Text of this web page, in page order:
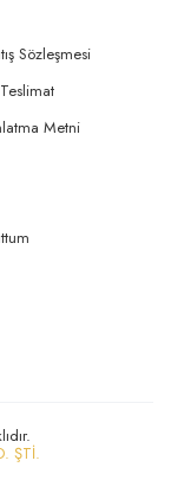
Sözleşmesi
Metni
ŞTİ.